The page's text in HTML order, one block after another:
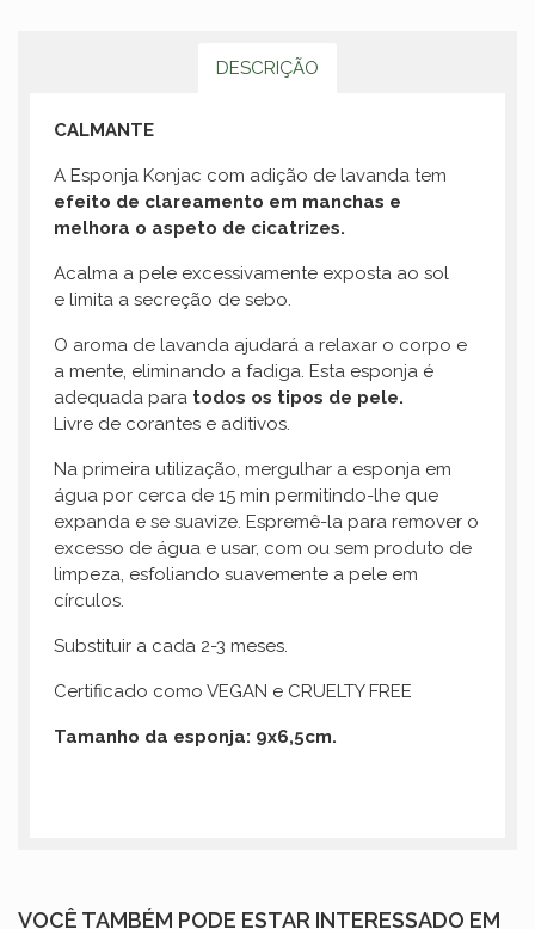
DESCRIÇÃO
CALMANTE
A Esponja Konjac com adição de lavanda tem
efeito de clareamento em manchas e
melhora o aspeto de cicatrizes.
Acalma a pele excessivamente exposta ao sol
e limita a secreção de sebo.
O aroma de lavanda ajudará a relaxar o corpo e
a mente, eliminando a fadiga. Esta esponja é
adequada para todos os tipos de pele.
Livre de corantes e aditivos.
Na primeira utilização, mergulhar a esponja em
água por cerca de 15 min permitindo-lhe que
expanda e se suavize. Espremê-la para remover o
excesso de água e usar, com ou sem produto de
limpeza, esfoliando suavemente a pele em
círculos.
Substituir a cada 2-3 meses.
Certificado como VEGAN e CRUELTY FREE
Tamanho da esponja: 9x6,5cm.
VOCÊ TAMBÉM PODE ESTAR INTERESSADO EM